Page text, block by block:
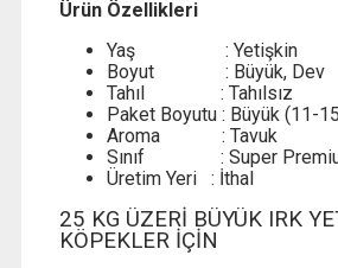
Ürün Özellikleri
Yaş : Yetişkin
Boyut : Büyük, Dev
Tahıl : Tahılsız
Paket Boyutu : Büyük (11-
Aroma : Tavuk
Sınıf : Super
Üretim Yeri : İthal
25 KG ÜZERİ BÜYÜK IRK
KÖPEKLER İÇİN